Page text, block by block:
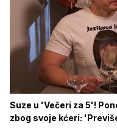
Suze u 'Večeri za 5'!
zbog svoje kćeri: